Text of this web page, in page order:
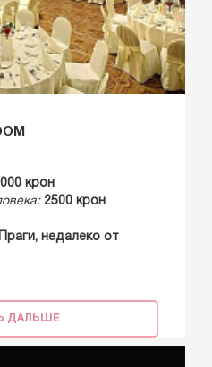
крон
2500 крон
недалеко от
ДАЛЬШЕ